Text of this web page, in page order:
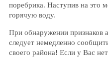
поребрика. Наступив на это
горячую воду.
При обнаружении признаков
следует немедленно
своего района! Если у Вас